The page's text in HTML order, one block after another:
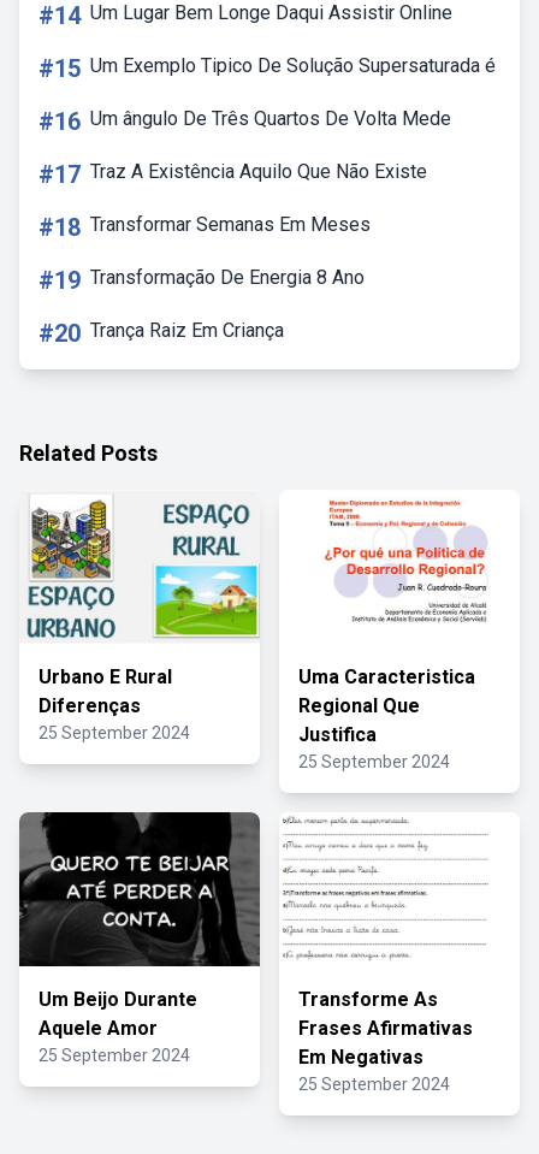
#14 Um Lugar Bem Longe Daqui Assistir Online
#15 Um Exemplo Tipico De Solução Supersaturada é
#16 Um ângulo De Três Quartos De Volta Mede
#17 Traz A Existência Aquilo Que Não Existe
#18 Transformar Semanas Em Meses
#19 Transformação De Energia 8 Ano
#20 Trança Raiz Em Criança
Related Posts
Urbano E Rural
Diferenças
25 September 2024
Uma Caracteristica
Regional Que
Justifica
25 September 2024
Um Beijo Durante
Aquele Amor
25 September 2024
Transforme As
Frases Afirmativas
Em Negativas
25 September 2024